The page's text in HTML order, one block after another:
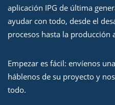
aplicación IPG de última
ayudar con todo, desde el
procesos hasta la producción
Empezar es fácil: envíenos
háblenos de su proyecto y
todo.